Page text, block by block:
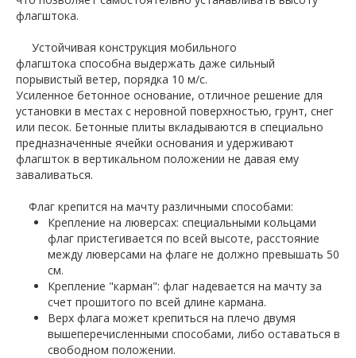
флагштока.
Устойчивая конструкция мобильного
флагштока способна выдержать даже сильный
порывистый ветер, порядка 10 м/с.
Усиленное бетонное основание, отличное решение для
установки в местах с неровной поверхностью, грунт, снег
или песок. Бетонные плиты вкладываются в специально
предназначенные ячейки основания и удерживают
флагшток в вертикальном положении не давая ему
заваливаться.
Флаг крепится на мачту различными способами:
Крепление на люверсах: специальными кольцами
флаг пристегивается по всей высоте, расстояние
между люверсами на флаге не должно превышать 50
см.
Крепление "карман": флаг надевается на мачту за
счет прошитого по всей длине кармана.
Верх флага может крепиться на плечо двумя
вышеперечисленными способами, либо оставаться в
свободном положении.